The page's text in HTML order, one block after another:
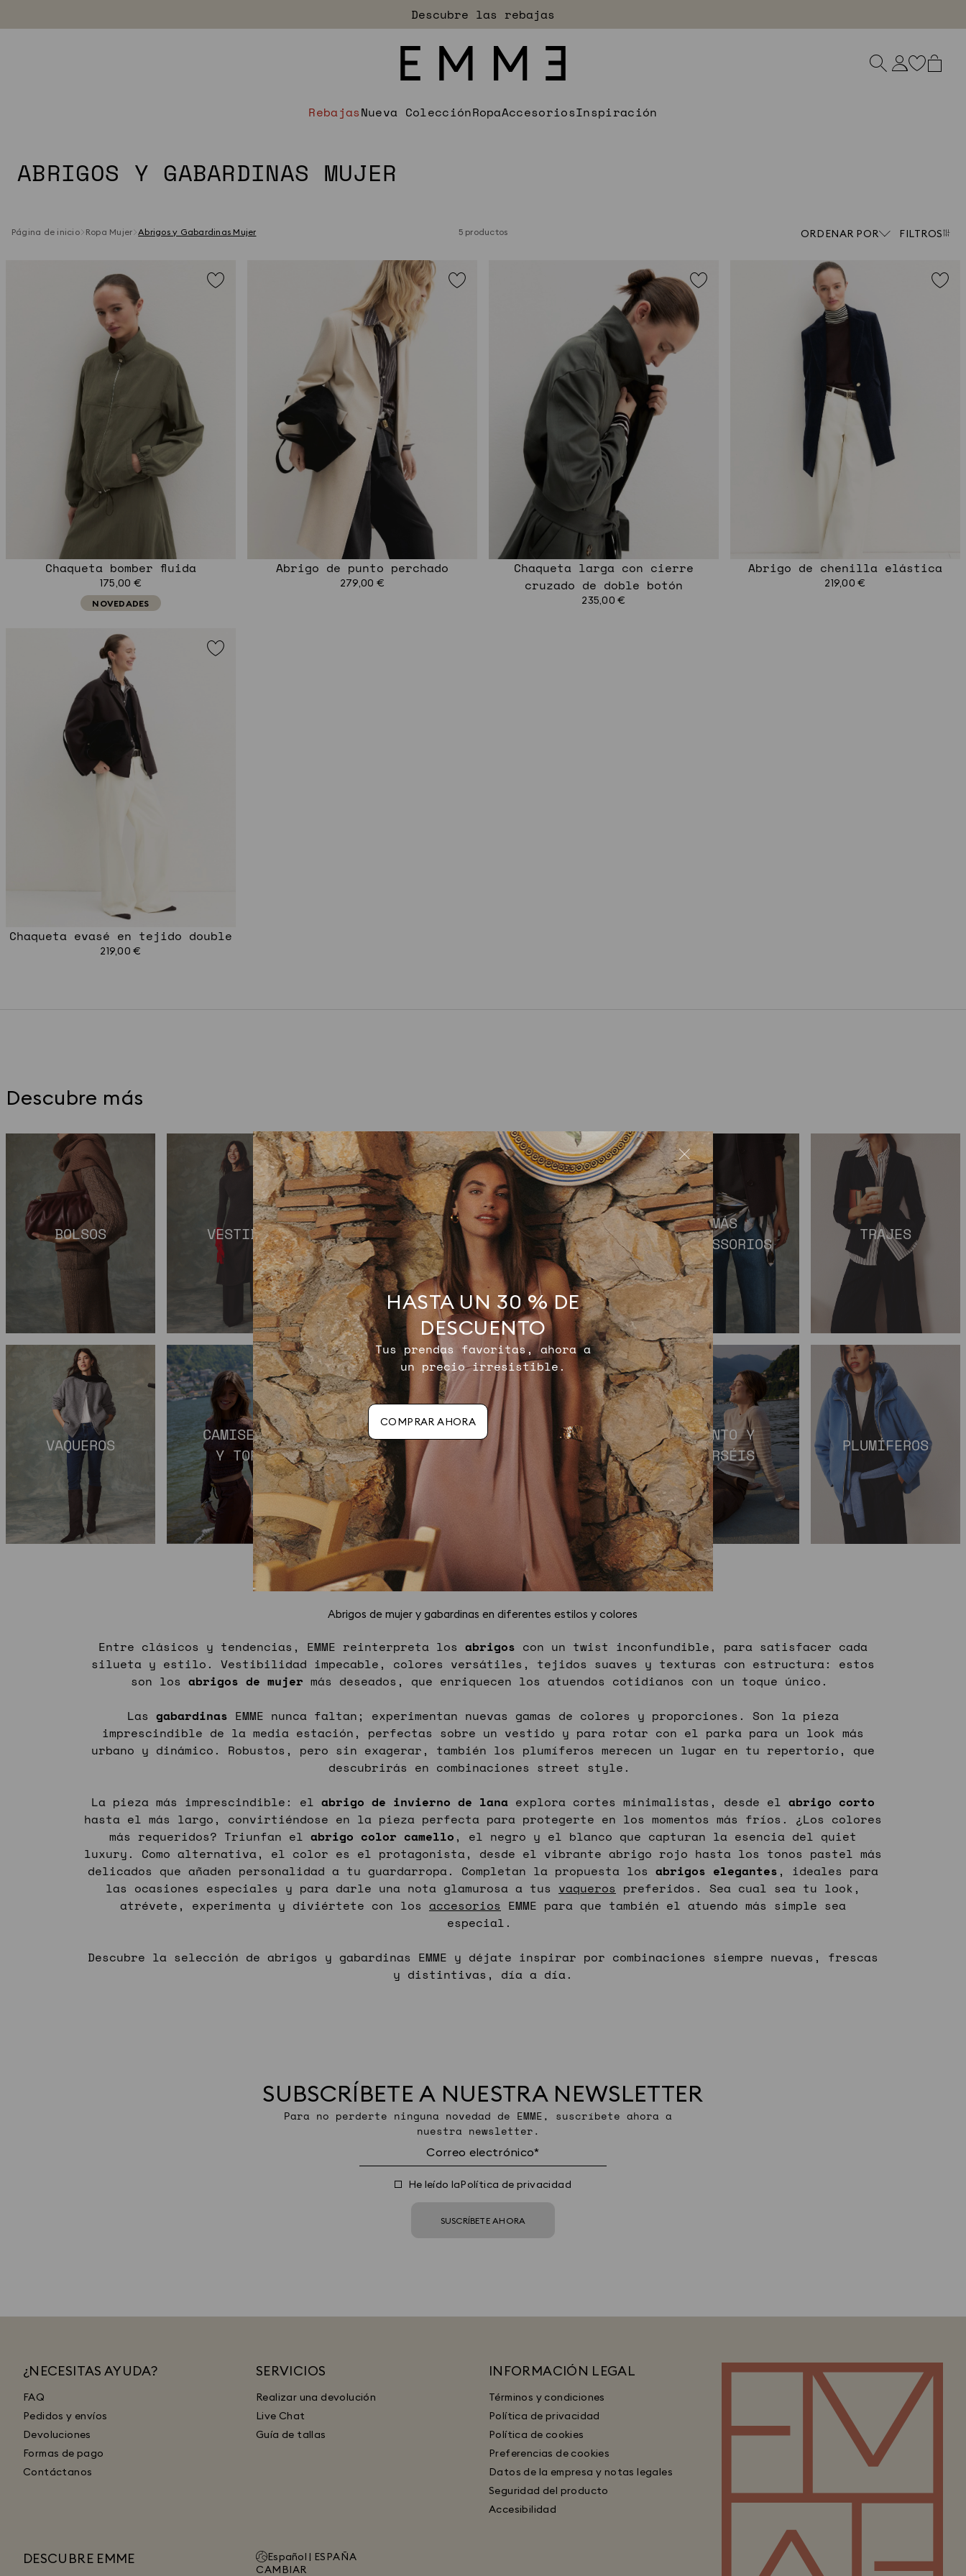
Descubre las rebajas
RebajasNueva ColecciónRopaAccesoriosInspiración
ABRIGOS Y GABARDINAS MUJER
Página de inicio Ropa Mujer Abrigos y Gabardinas Mujer 5 productos ORDENAR POR FILTROS
Chaqueta bomber fluida
175,00 €
NOVEDADES
Abrigo de punto perchado
279,00 €
Chaqueta larga con cierre
cruzado de doble botón
235,00 €
Abrigo de chenilla elástica
219,00 €
Chaqueta evasé en tejido double
219,00 €
Descubre más
BOLSOS VESTIDOS PANTALONES
CHAQUETAS
Y BLAZERS
MÁS
ACCESSORIOS
TRAJES
VAQUEROS
CAMISETAS
Y TOPS
CAMISAS
Y BLUSAS
FALDAS
PUNTO Y
JERSÉIS
PLUMÍFEROS
Abrigos de mujer y gabardinas en diferentes estilos y colores
Entre clásicos y tendencias, EMME reinterpreta los abrigos con un twist inconfundible, para satisfacer cada
silueta y estilo. Vestibilidad impecable, colores versátiles, tejidos suaves y texturas con estructura: estos
son los abrigos de mujer más deseados, que enriquecen los atuendos cotidianos con un toque único.
Las gabardinas EMME nunca faltan; experimentan nuevas gamas de colores y proporciones. Son la pieza
imprescindible de la media estación, perfectas sobre un vestido y para rotar con el parka para un look más
urbano y dinámico. Robustos, pero sin exagerar, también los plumíferos merecen un lugar en tu repertorio, que
descubrirás en combinaciones street style.
La pieza más imprescindible: el abrigo de invierno de lanaexplora cortes minimalistas, desde el abrigo corto
hasta el más largo, convirtiéndose en la pieza perfecta para protegerte en los momentos más fríos. ¿Los colores
más requeridos? Triunfan el abrigo color camello , el negro y el blanco que capturan la esencia del quiet
luxury. Como alternativa, el color es el protagonista, desde el vibrante abrigo rojo hasta los tonos pastel más
delicados que añaden personalidad a tu guardarropa. Completan la propuesta los abrigos elegantes , ideales para
las ocasiones especiales y para darle una nota glamurosa a tus vaqueros preferidos. Sea cual sea tu look,
atrévete, experimenta y diviértete con los accesorios EMME para que también el atuendo más simple sea
especial.
Descubre la selección de abrigos y gabardinas EMME y déjate inspirar por combinaciones siempre nuevas, frescas
y distintivas, día a día.
SUBSCRÍBETE A NUESTRA NEWSLETTER
Para no perderte ninguna novedad de EMME, suscríbete ahora a
nuestra newsletter.
He leído laPolítica de privacidad
SUSCRÍBETE AHORA
¿NECESITAS AYUDA?
FAQ
Pedidos y envíos
Devoluciones
Formas de pago
Contáctanos
SERVICIOS
Realizar una devolución
Live Chat
Guía de tallas
INFORMACIÓN LEGAL
Términos y condiciones
Política de privacidad
Política de cookies
Preferencias de cookies
Datos de la empresa y notas legales
Seguridad del producto
Accesibilidad
DESCUBRE EMME Español | ESPAÑA
CAMBIAR
HASTA UN 30 % DE
DESCUENTO
Tus prendas favoritas, ahora a
un precio irresistible.
COMPRAR AHORA